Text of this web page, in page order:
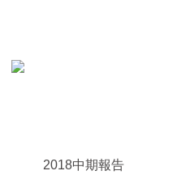
2018中期報告